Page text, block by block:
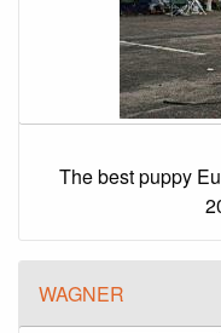
The best puppy
WAGNER